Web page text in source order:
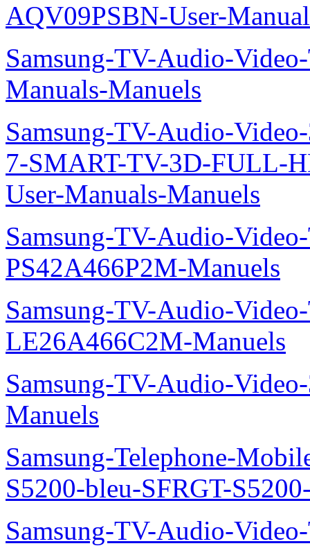
AQV09PSBN-User-
Samsung-TV-Audio-
Manuals-Manuels
Samsung-TV-Audio-
7-SMART-TV-3D-FULL-
User-Manuals-Manuels
Samsung-TV-Audio-
PS42A466P2M-Manuels
Samsung-TV-Audio-
LE26A466C2M-Manuels
Samsung-TV-Audio-
Manuels
Samsung-Telephone-
S5200-bleu-SFRGT-
Samsung-TV-Audio-